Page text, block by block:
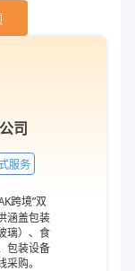
司
服务
跨境”双
涵盖包装
璃）、食
包装设备
购。